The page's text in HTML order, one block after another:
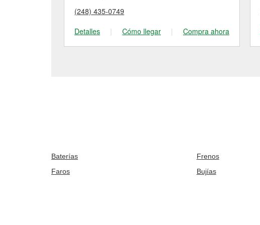
(248) 435-0749
Detalles
| Cómo llegar | Compra ahora
Baterías Frenos
Faros
Bujías